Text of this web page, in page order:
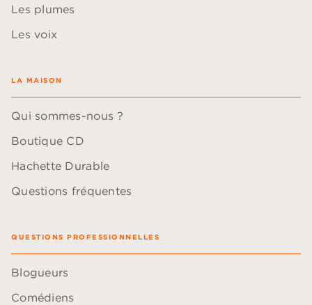
Les plumes
Les voix
LA MAISON
Qui sommes-nous ?
Boutique CD
Hachette Durable
Questions fréquentes
QUESTIONS PROFESSIONNELLES
Blogueurs
Comédiens